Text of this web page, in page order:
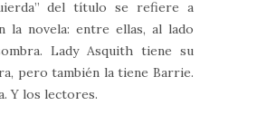
del título se refiere a
la novela: entre ellas, al lado
Lady Asquith tiene su
pero también la tiene Barrie.
Y los lectores.